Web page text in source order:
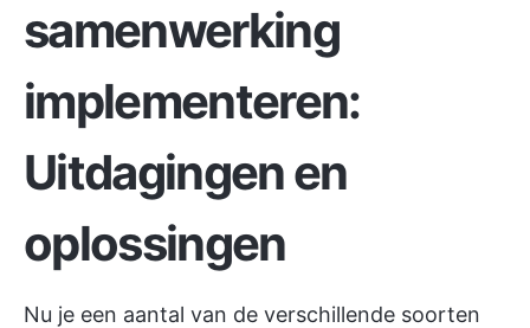
samenwerking
implementeren:
Uitdagingen en
oplossingen
Nu je een aantal van de verschillende soorten